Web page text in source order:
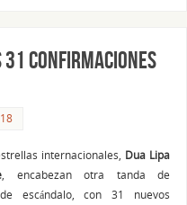
31 confirmaciones
internacionales, Dua Lipa
, encabezan otra tanda de
escándalo, con 31 nuevos